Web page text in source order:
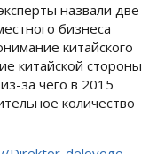
назвали две
бизнеса
китайского
китайской стороны
за чего в 2015
количество